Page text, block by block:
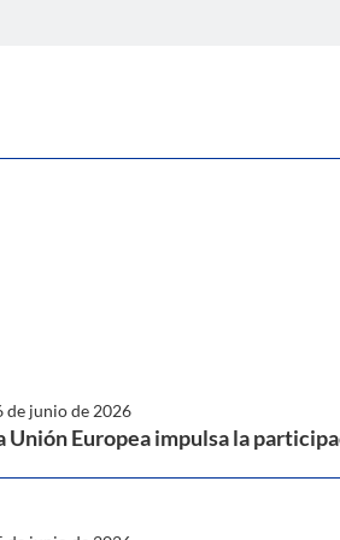
Noticias
de junio de 2026
Unión Europea impulsa la